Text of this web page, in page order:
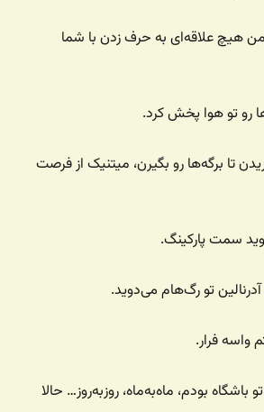
هیچ علاقه‌ای به حرف زدن با شما
رو تو هوا پخش کرد.
تا برگه‌ها رو بگیرن، میتنیک از فرصت
سمت پارکینگ.
تو رگ‌هام می‌دوید.
واسه فرار.
بودم، ماه‌به‌ماه، روزبه‌روز… حالا